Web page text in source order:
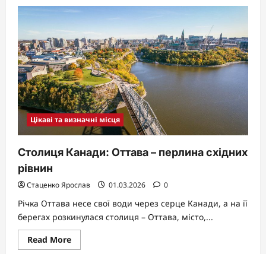
Кам’янець-
Подільський:
що
подивитись
у
2026
Цікаві та визначні місця
Столиця Канади: Оттава – перлина східних
рівнин
Стаценко Ярослав 01.03.2026 0
Річка Оттава несе свої води через серце Канади, а на її
берегах розкинулася столиця – Оттава, місто,...
Read MoreRead
more